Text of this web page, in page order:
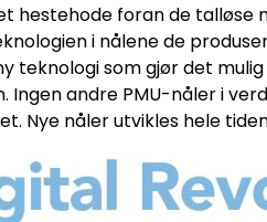
hestehode foran de
i nålene de
teknologi som gjør det mulig
Ingen andre PMU-nåler i
Nye nåler utvikles hele